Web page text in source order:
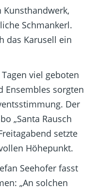
Kunsthandwerk,
Schmankerl.
das Karusell ein
viel geboten
Ensembles sorgten
Der
„Santa Rausch
setzte
Höhepunkt.
Seehofer fasst
„An solchen